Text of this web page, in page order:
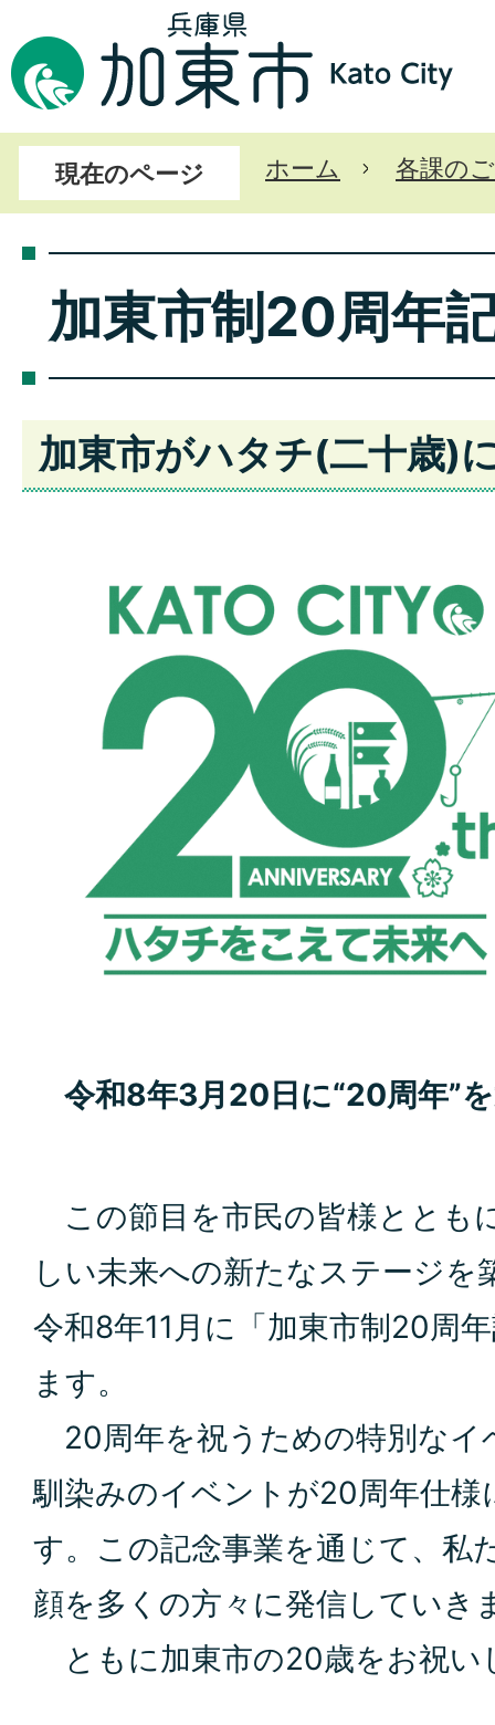
現在のページ ホーム 各課の
加東市制20周年
加東市がハタチ(二十歳)
令和8年3月20日に“20周年”
この節目を市民の皆様ととも
しい未来への新たなステージを
令和8年11月に「加東市制20周
ます。
20周年を祝うための特別なイ
馴染みのイベントが20周年仕様
す。この記念事業を通じて、私
顔を多くの方々 に発信していき
ともに加東市の20歳をお祝い